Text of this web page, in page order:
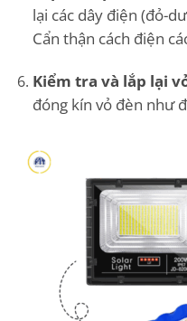
lại các dây điện (đỏ-
Cẩn thận cách điện
Kiểm tra và lắp lại
đóng kín vỏ đèn như